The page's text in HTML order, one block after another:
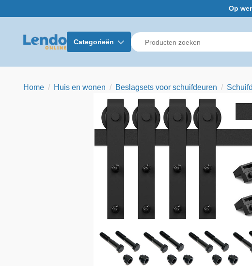
Op
Categorieën
Home Huis en wonen Beslagsets voor schuifdeuren